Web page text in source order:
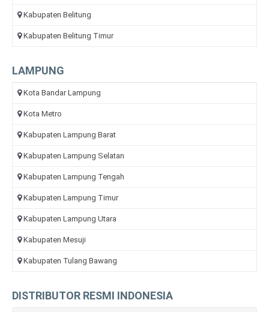
Kabupaten Belitung
Kabupaten Belitung Timur
LAMPUNG
Kota Bandar Lampung
Kota Metro
Kabupaten Lampung Barat
Kabupaten Lampung Selatan
Kabupaten Lampung Tengah
Kabupaten Lampung Timur
Kabupaten Lampung Utara
Kabupaten Mesuji
Kabupaten Tulang Bawang
DISTRIBUTOR RESMI INDONESIA